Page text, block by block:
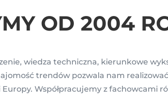
OD 2004
wiedza techniczna, kierunkowe
trendów pozwala nam
Współpracujemy z fachowcami